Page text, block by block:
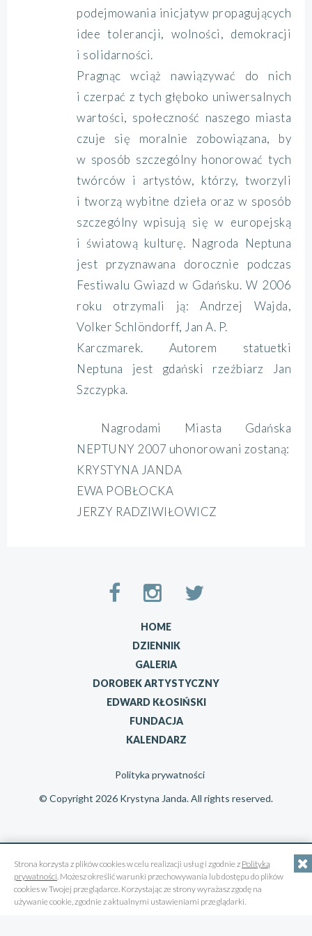
podejmowania inicjatyw propagujących
idee tolerancji, wolności, demokracji
i solidarności.
Pragnąc wciąż nawiązywać do nich
i czerpać z tych głęboko uniwersalnych
wartości, społeczność naszego miasta
czuje się moralnie zobowiązana, by
w sposób szczególny honorować tych
twórców i artystów, którzy, tworzyli
i tworzą wybitne dzieła oraz w sposób
szczególny wpisują się w europejską
i światową kulturę. Nagroda Neptuna
jest przyznawana dorocznie podczas
Festiwalu Gwiazd w Gdańsku. W 2006
roku otrzymali ją: Andrzej Wajda,
Volker Schlöndorff, Jan A. P.
Karczmarek. Autorem statuetki
Neptuna jest gdański rzeźbiarz Jan
Szczypka.
Nagrodami Miasta Gdańska
NEPTUNY 2007 uhonorowani zostaną:
KRYSTYNA JANDA
EWA POBŁOCKA
JERZY RADZIWIŁOWICZ
HOME
DZIENNIK
GALERIA
DOROBEK ARTYSTYCZNY
EDWARD KŁOSIŃSKI
FUNDACJA
KALENDARZ
Polityka prywatności
© Copyright 2026 Krystyna Janda. All rights reserved.
Strona korzysta z plików cookies w celu realizacji usług i zgodnie z Polityką
prywatności. Możesz określić warunki przechowywania lub dostępu do plików
cookies w Twojej przeglądarce. Korzystając ze strony wyrażasz zgodę na
używanie cookie, zgodnie z aktualnymi ustawieniami przeglądarki.